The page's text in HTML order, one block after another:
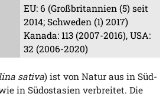
EU: 6 (Großbritannien (5) seit
2014; Schweden (1) 2017)
Kanada: 113 (2007-2016), USA:
32 (2006-2020)
sativa) ist von Natur aus in Süd-
in Südostasien verbreitet. Die